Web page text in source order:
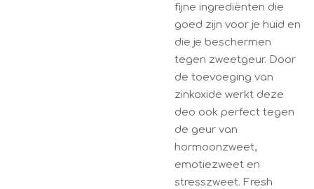
fijne ingrediënten die
goed zijn voor je huid en
die je beschermen
tegen zweetgeur. Door
de toevoeging van
zinkoxide werkt deze
deo ook perfect tegen
de geur van
hormoonzweet,
emotiezweet en
stresszweet. Fresh